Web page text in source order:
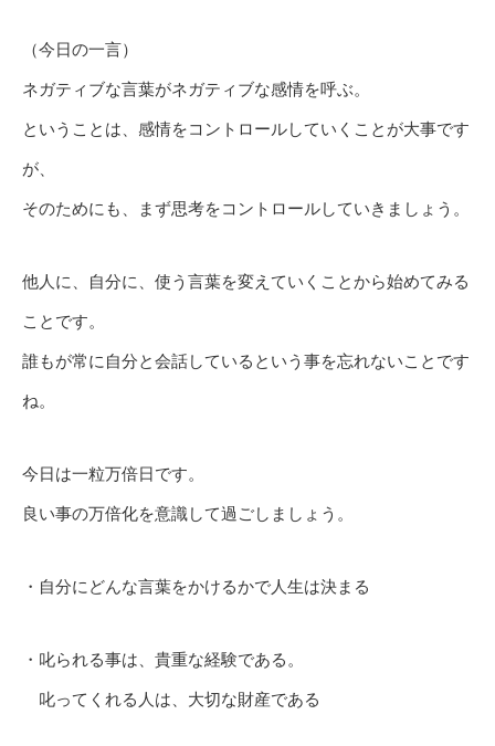
（今日の一言）
ネガティブな言葉がネガティブな感情を呼ぶ。
ということは、感情をコントロールしていくことが大事です
が、
そのためにも、まず思考をコントロールしていきましょう。
他人に、自分に、使う言葉を変えていくことから始めてみる
ことです。
誰もが常に自分と会話しているという事を忘れないことです
ね。
今日は一粒万倍日です。
良い事の万倍化を意識して過ごしましょう。
・自分にどんな言葉をかけるかで人生は決まる
・叱られる事は、貴重な経験である。
叱ってくれる人は、大切な財産である